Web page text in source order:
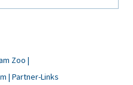
Zoo |
Partner-Links